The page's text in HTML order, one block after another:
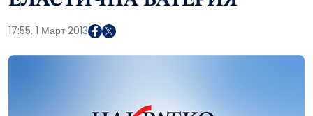
17:55, 1 Март 2013